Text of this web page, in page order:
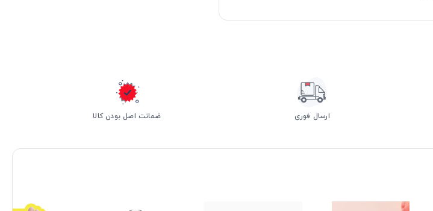
ارسال فوری ضمانت اصل بودن کالا